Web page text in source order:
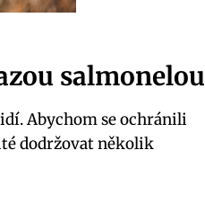
salmonelou
Abychom se ochránili
dodržovat několik